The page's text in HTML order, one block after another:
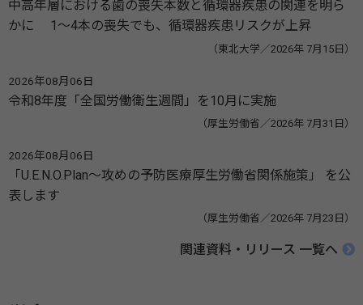
中高年層における歯の喪失本数と循環器疾患の関連を明ら
かに 1～4本の喪失でも、循環器疾患リスクが上昇
（東北大学／2026年 7月15日）
2026年08月06日
令和8年度「全国労働衛生週間」を10月に実施
（厚生労働省／2026年 7月31日）
2026年08月06日
「U.E.N.O.Plan～攻めの予防医療厚生労働省関係施策」 を公
表します
（厚生労働省／2026年 7月23日）
関連資料・リリース 一覧へ